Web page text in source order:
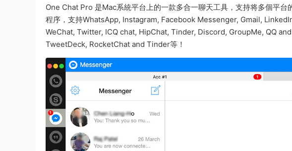
One Chat Pro 是Mac系統平台上的一款多合一聊天工具，支持将多個平
程序，支持WhatsApp, Instagram, Facebook Messenger, Gmail,
WeChat, Twitter, ICQ chat, HipChat, Tinder, Discord, GroupMe, QQ
TweetDeck, RocketChat and Tinder等！